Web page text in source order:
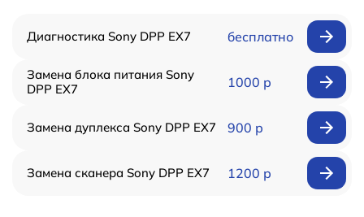
Диагностика Sony DPP EX7 бесплатно
Замена блока питания Sony
DPP EX7
1000 р
Замена дуплекса Sony DPP EX7 900 р
Замена сканера Sony DPP EX7 1200 р